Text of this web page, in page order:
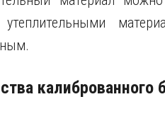
утеплительными
калиброванного